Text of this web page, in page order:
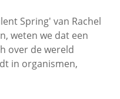
Spring' van Rachel
weten we dat een
over de wereld
in organismen,